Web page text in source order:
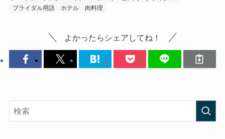
ブライダル用語
ホテル 肉料理
よかったらシェアしてね！